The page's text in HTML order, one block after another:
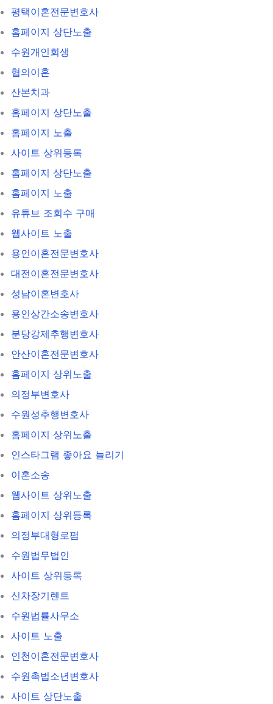
평택이혼전문변호사
홈페이지 상단노출
수원개인회생
협의이혼
산본치과
홈페이지 상단노출
홈페이지 노출
사이트 상위등록
홈페이지 상단노출
홈페이지 노출
유튜브 조회수 구매
웹사이트 노출
용인이혼전문변호사
대전이혼전문변호사
성남이혼변호사
용인상간소송변호사
분당강제추행변호사
안산이혼전문변호사
홈페이지 상위노출
의정부변호사
수원성추행변호사
홈페이지 상위노출
인스타그램 좋아요 늘리기
이혼소송
웹사이트 상위노출
홈페이지 상위등록
의정부대형로펌
수원법무법인
사이트 상위등록
신차장기렌트
수원법률사무소
사이트 노출
인천이혼전문변호사
수원촉법소년변호사
사이트 상단노출